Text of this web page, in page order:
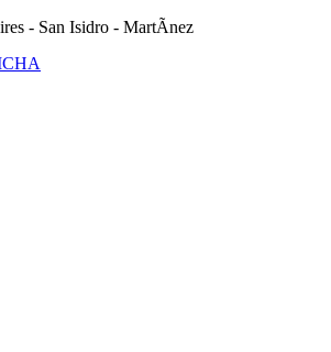
- San Isidro - MartÃ­nez